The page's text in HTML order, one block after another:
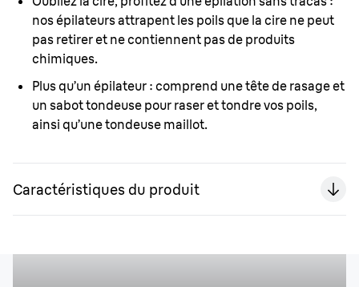
nos épilateurs attrapent les poils que la cire ne peut
pas retirer et ne contiennent pas de produits
chimiques.
Plus qu’un épilateur : comprend une tête de rasage et
un sabot tondeuse pour raser et tondre vos poils,
ainsi qu’une tondeuse maillot.
Caractéristiques du produit